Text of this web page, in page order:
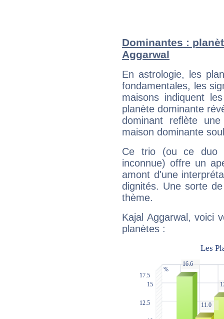
Dominantes :
Aggarwal
En astrologie, les
fondamentales, les
maisons indiquent
planète dominante
dominant reflète
maison dominante
Ce trio (ou ce duo
inconnue) offre un
amont d'une
dignités. Une sorte
thème.
Kajal Aggarwal, voici
planètes :